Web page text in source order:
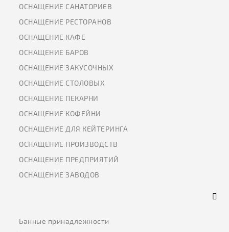
ОСНАЩЕНИЕ САНАТОРИЕВ
ОСНАЩЕНИЕ РЕСТОРАНОВ
ОСНАЩЕНИЕ КАФЕ
ОСНАЩЕНИЕ БАРОВ
ОСНАЩЕНИЕ ЗАКУСОЧНЫХ
ОСНАЩЕНИЕ СТОЛОВЫХ
ОСНАЩЕНИЕ ПЕКАРНИ
ОСНАЩЕНИЕ КОФЕЙНИ
ОСНАЩЕНИЕ ДЛЯ КЕЙТЕРИНГА
ОСНАЩЕНИЕ ПРОИЗВОДСТВ
ОСНАЩЕНИЕ ПРЕДПРИЯТИЙ
ОСНАЩЕНИЕ ЗАВОДОВ
Банные принадлежности